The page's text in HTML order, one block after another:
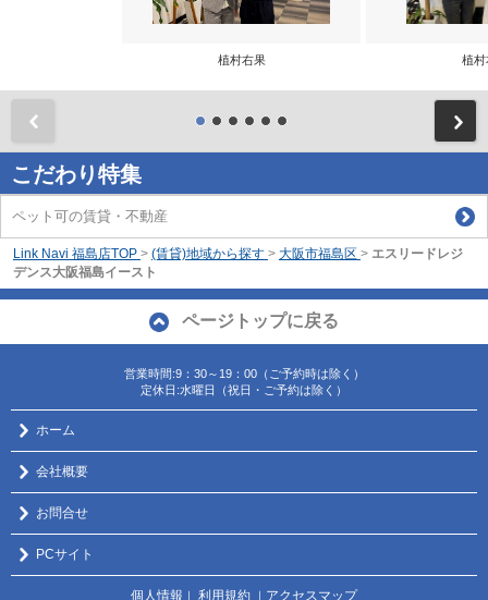
植村右果 植村
こだわり特集
ペット可の賃貸・不動産
Link Navi 福島店TOP > (賃貸)地域から探す > 大阪市福島区 > エスリードレジ
デンス大阪福島イースト
ページトップに戻る
営業時間:9：30～19：00（ご予約時は除く）
定休日:水曜日（祝日・ご予約は除く）
ホーム
会社概要
お問合せ
PCサイト
個人情報 利用規約 アクセスマップ